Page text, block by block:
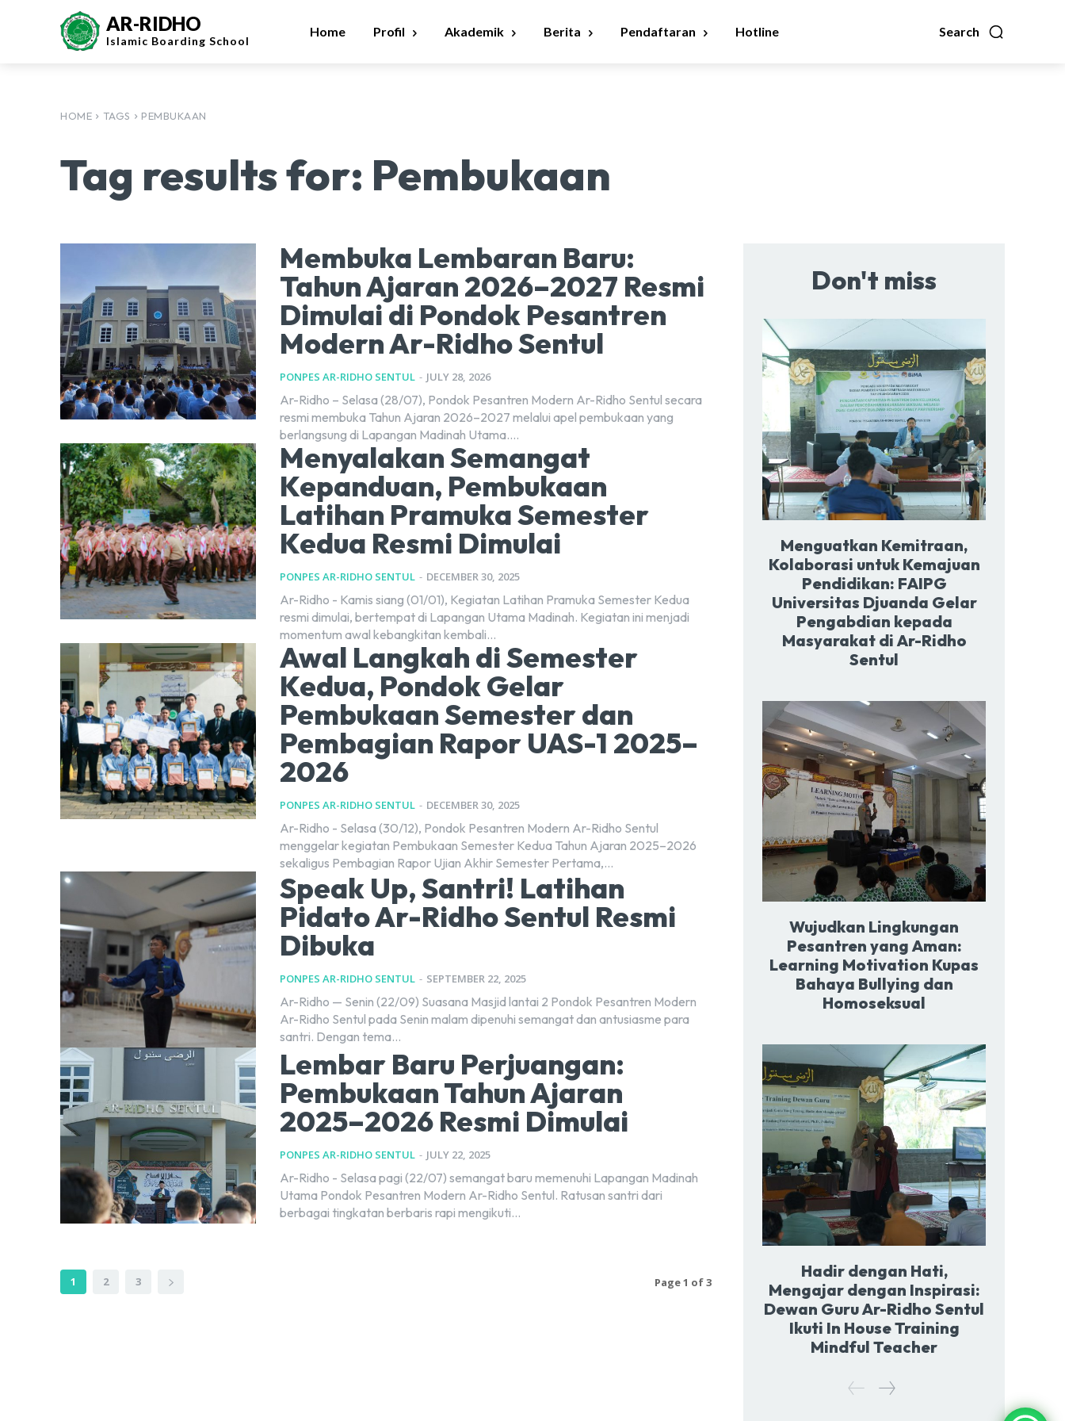
AR-RIDHO
Islamic Boarding School
Search
Home Profil Akademik Berita Pendaftaran Hotline
HOME TAGS PEMBUKAAN
Tag results for: Pembukaan
Membuka Lembaran Baru:
Tahun Ajaran 2026–2027 Resmi
Dimulai di Pondok Pesantren
Modern Ar-Ridho Sentul
PONPES AR-RIDHO SENTUL - JULY 28, 2026
Ar-Ridho – Selasa (28/07), Pondok Pesantren Modern Ar-Ridho Sentul secara
resmi membuka Tahun Ajaran 2026–2027 melalui apel pembukaan yang
berlangsung di Lapangan Madinah Utama....
Menyalakan Semangat
Kepanduan, Pembukaan
Latihan Pramuka Semester
Kedua Resmi Dimulai
PONPES AR-RIDHO SENTUL - DECEMBER 30, 2025
Ar-Ridho - Kamis siang (01/01), Kegiatan Latihan Pramuka Semester Kedua
resmi dimulai, bertempat di Lapangan Utama Madinah. Kegiatan ini menjadi
momentum awal kebangkitan kembali...
Awal Langkah di Semester
Kedua, Pondok Gelar
Pembukaan Semester dan
Pembagian Rapor UAS-1 2025–
2026
PONPES AR-RIDHO SENTUL - DECEMBER 30, 2025
Ar-Ridho - Selasa (30/12), Pondok Pesantren Modern Ar-Ridho Sentul
menggelar kegiatan Pembukaan Semester Kedua Tahun Ajaran 2025–2026
sekaligus Pembagian Rapor Ujian Akhir Semester Pertama,...
Speak Up, Santri! Latihan
Pidato Ar-Ridho Sentul Resmi
Dibuka
PONPES AR-RIDHO SENTUL - SEPTEMBER 22, 2025
Ar-Ridho — Senin (22/09) Suasana Masjid lantai 2 Pondok Pesantren Modern
Ar-Ridho Sentul pada Senin malam dipenuhi semangat dan antusiasme para
santri. Dengan tema...
Lembar Baru Perjuangan:
Pembukaan Tahun Ajaran
2025–2026 Resmi Dimulai
PONPES AR-RIDHO SENTUL - JULY 22, 2025
Ar-Ridho - Selasa pagi (22/07) semangat baru memenuhi Lapangan Madinah
Utama Pondok Pesantren Modern Ar-Ridho Sentul. Ratusan santri dari
berbagai tingkatan berbaris rapi mengikuti...
1 2 3 Page 1 of 3
Don't miss
Menguatkan Kemitraan,
Kolaborasi untuk Kemajuan
Pendidikan: FAIPG
Universitas Djuanda Gelar
Pengabdian kepada
Masyarakat di Ar-Ridho
Sentul
Wujudkan Lingkungan
Pesantren yang Aman:
Learning Motivation Kupas
Bahaya Bullying dan
Homoseksual
Hadir dengan Hati,
Mengajar dengan Inspirasi:
Dewan Guru Ar-Ridho Sentul
Ikuti In House Training
Mindful Teacher